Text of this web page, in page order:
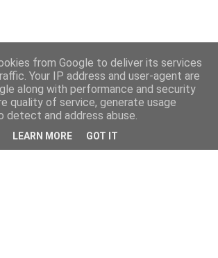
from Google to deliver its services
Your IP address and user-agent are
along with performance and security
quality of service, generate usage
detect and address abuse.
LEARN MORE GOT IT